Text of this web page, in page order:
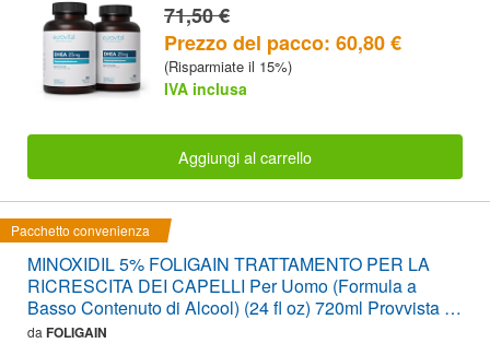
71,50 €
Prezzo del pacco: 60,80 €
(Risparmiate il 15%)
IVA inclusa
Aggiungi al carrello
Pacchetto convenienza
MINOXIDIL 5% FOLIGAIN TRATTAMENTO PER LA
RICRESCITA DEI CAPELLI Per Uomo (Formula a
Basso Contenuto di Alcool) (24 fl oz) 720ml Provvista di
12 Mesi
da FOLIGAIN